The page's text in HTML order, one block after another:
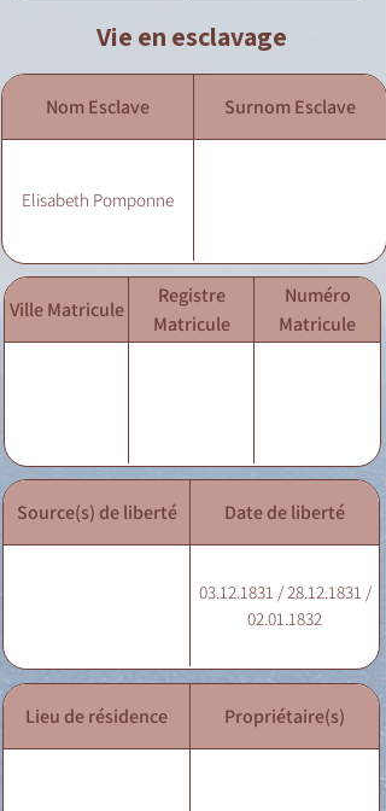
Vie en esclavage
Nom Esclave Surnom Esclave
Elisabeth Pomponne
Ville Matricule
Registre
Matricule
Numéro
Matricule
Source(s) de liberté Date de liberté
03.12.1831 / 28.12.1831 /
02.01.1832
Lieu de résidence Propriétaire(s)